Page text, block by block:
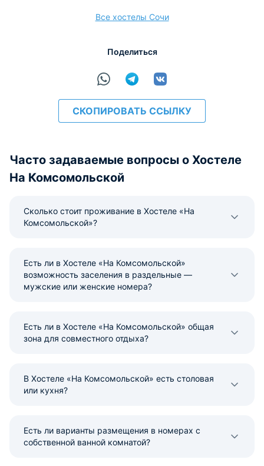
Все хостелы Сочи
Поделиться
СКОПИРОВАТЬ ССЫЛКУ
Часто задаваемые вопросы о Хостеле
На Комсомольской
Сколько стоит проживание в Хостеле «На
Комсомольской»?
Есть ли в Хостеле «На Комсомольской»
возможность заселения в раздельные —
мужские или женские номера?
Есть ли в Хостеле «На Комсомольской» общая
зона для совместного отдыха?
В Хостеле «На Комсомольской» есть столовая
или кухня?
Есть ли варианты размещения в номерах с
собственной ванной комнатой?